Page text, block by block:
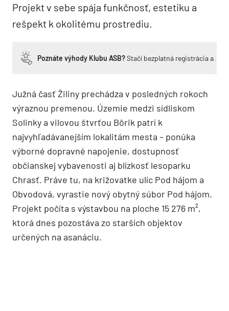
Projekt v sebe spája funkčnosť, estetiku a
rešpekt k okolitému prostrediu.
Poznáte výhody Klubu ASB?Stačí bezplatná registrácia a
Južná časť Žiliny prechádza v posledných rokoch
výraznou premenou. Územie medzi sídliskom
Solinky a vilovou štvrťou Bôrik patrí k
najvyhľadávanejším lokalitám mesta – ponúka
výborné dopravné napojenie, dostupnosť
občianskej vybavenosti aj blízkosť lesoparku
Chrasť. Práve tu, na križovatke ulíc Pod hájom a
Obvodová, vyrastie nový obytný súbor Pod hájom.
Projekt počíta s výstavbou na ploche 15 276 m²,
ktorá dnes pozostáva zo starších objektov
určených na asanáciu.